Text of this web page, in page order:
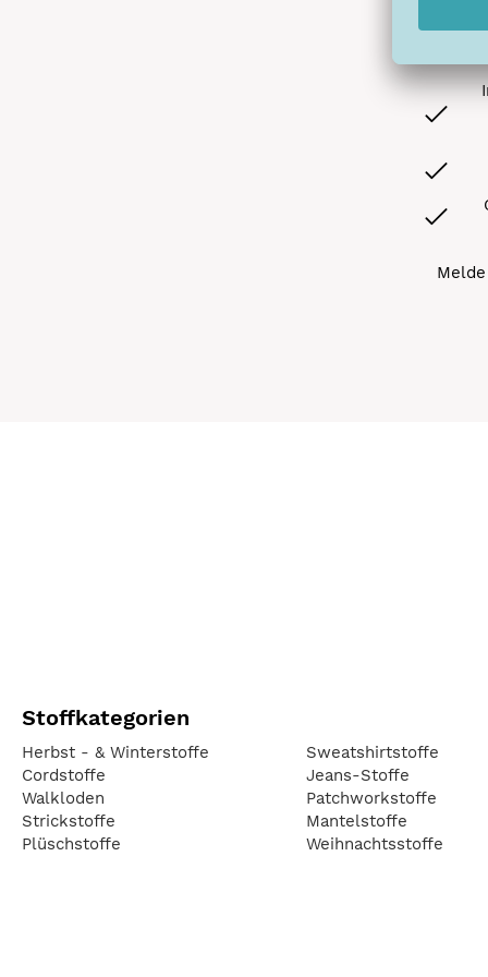
Stoffkategorien
Herbst - & Winterstoffe
Cordstoffe
Walkloden
Strickstoffe
Plüschstoffe
Sweatshirtstoffe
Jeans-Stoffe
Patchworkstoffe
Mantelstoffe
Weihnachtsstoffe